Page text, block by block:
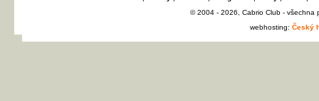
© 2004 - 2026, Cabrio Club - všechna
webhosting: Český